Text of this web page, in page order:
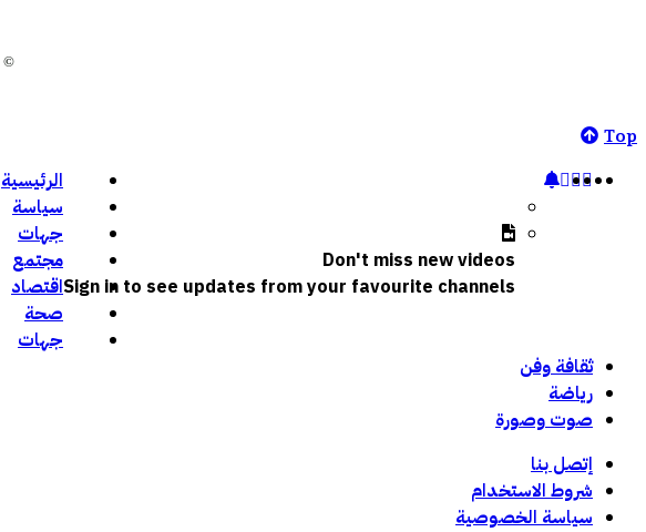
© 2025 - جميع الحقوق محفوظة.
Top
Don't miss new videos
Sign in to see updates from your favourite channels
الرئيسية
سياسة
جهات
مجتمع
اقتصاد
صحة
جهات
ثقافة وفن
رياضة
صوت وصورة
إتصل بنا
شروط الاستخدام
سياسة الخصوصية